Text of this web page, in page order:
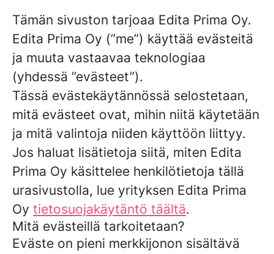
Tämän sivuston tarjoaa Edita Prima Oy.
Edita Prima Oy (”me”) käyttää evästeitä
ja muuta vastaavaa teknologiaa
(yhdessä ”evästeet”).
Tässä evästekäytännössä selostetaan,
mitä evästeet ovat, mihin niitä käytetään
ja mitä valintoja niiden käyttöön liittyy.
Jos haluat lisätietoja siitä, miten Edita
Prima Oy käsittelee henkilötietoja tällä
urasivustolla, lue yrityksen Edita Prima
Oy tietosuojakäytäntö täältä.
Mitä evästeillä tarkoitetaan?
Eväste on pieni merkkijonon sisältävä